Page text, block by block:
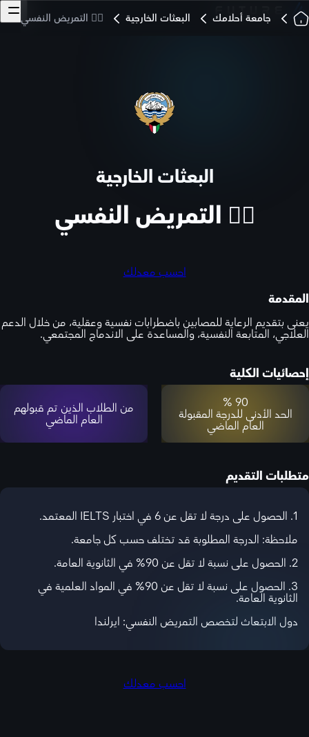
جامعة أحلامك البعثات الخارجية 🧑‍⚕️ التمريض النفسي
البعثات الخارجية
🧑‍⚕️ التمريض النفسي
احسب معدلك
المقدمة
يعنى بتقديم الرعاية للمصابين باضطرابات نفسية وعقلية، من خلال الدعم
العلاجي، المتابعة النفسية، والمساعدة على الاندماج المجتمعي.
إحصائيات الكلية
90 %
الحد الأدنى للدرجة المقبولة
العام الماضي
من الطلاب الذين تم قبولهم
العام الماضي
متطلبات التقديم
1. الحصول على درجة لا تقل عن 6 في اختبار IELTS المعتمد.
ملاحظة: الدرجة المطلوبة قد تختلف حسب كل جامعة.
2. الحصول على نسبة لا تقل عن 90% في الثانوية العامة.
3. الحصول على نسبة لا تقل عن 90% في المواد العلمية في
الثانوية العامة.
دول الابتعاث لتخصص التمريض النفسي: ايرلندا
احسب معدلك